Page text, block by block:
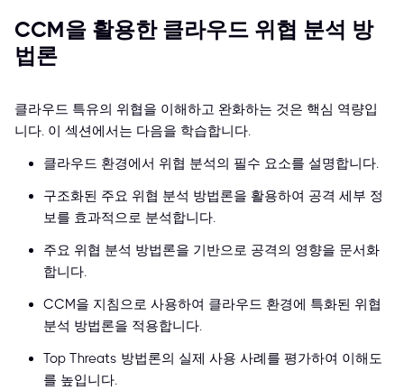
CCM을 활용한 클라우드 위협 분석 방
법론
클라우드 특유의 위협을 이해하고 완화하는 것은 핵심 역량입
니다. 이 섹션에서는 다음을 학습합니다.
클라우드 환경에서 위협 분석의 필수 요소를 설명합니다.
구조화된 주요 위협 분석 방법론을 활용하여 공격 세부 정
보를 효과적으로 분석합니다.
주요 위협 분석 방법론을 기반으로 공격의 영향을 문서화
합니다.
CCM을 지침으로 사용하여 클라우드 환경에 특화된 위협
분석 방법론을 적용합니다.
Top Threats 방법론의 실제 사용 사례를 평가하여 이해도
를 높입니다.